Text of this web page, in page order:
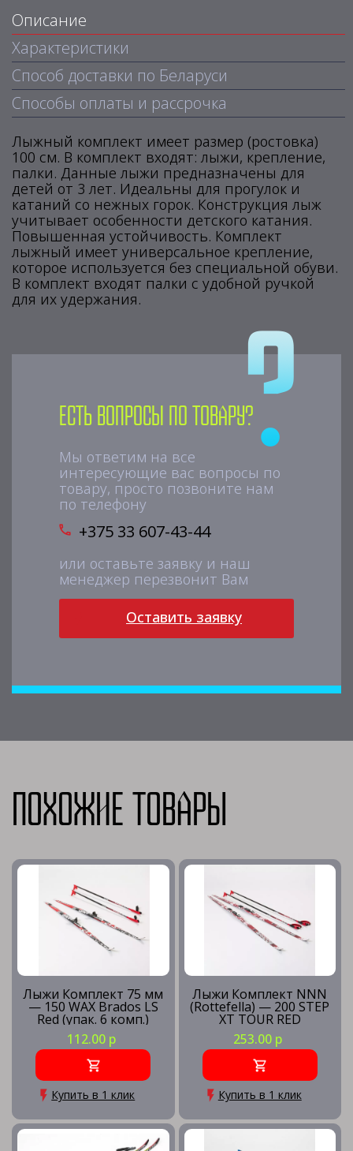
Описание
Характеристики
Способ доставки по Беларуси
Способы оплаты и рассрочка
Лыжный комплект имеет размер (ростовка)
100 см. В комплект входят: лыжи, крепление,
палки. Данные лыжи предназначены для
детей от 3 лет. Идеальны для прогулок и
катаний со нежных горок. Конструкция лыж
учитывает особенности детского катания.
Повышенная устойчивость. Комплект
лыжный имеет универсальное крепление,
которое используется без специальной обуви.
В комплект входят палки с удобной ручкой
для их удержания.
Есть вопросы по товару?
Мы ответим на все
интересующие вас вопросы по
товару, просто позвоните нам
по телефону
+375 33 607-43-44
или оставьте заявку и наш
менеджер перезвонит Вам
Оставить заявку
Похожие товары
Лыжи Комплект 75 мм
— 150 WAX Brados LS
Red (упак. 6 комп.)
112.00 р
Купить в 1 клик
Лыжи Комплект NNN
(Rottefella) — 200 STEP
XT TOUR RED
253.00 р
Купить в 1 клик